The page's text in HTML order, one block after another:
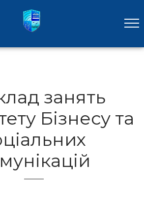
занять
Бізнесу та